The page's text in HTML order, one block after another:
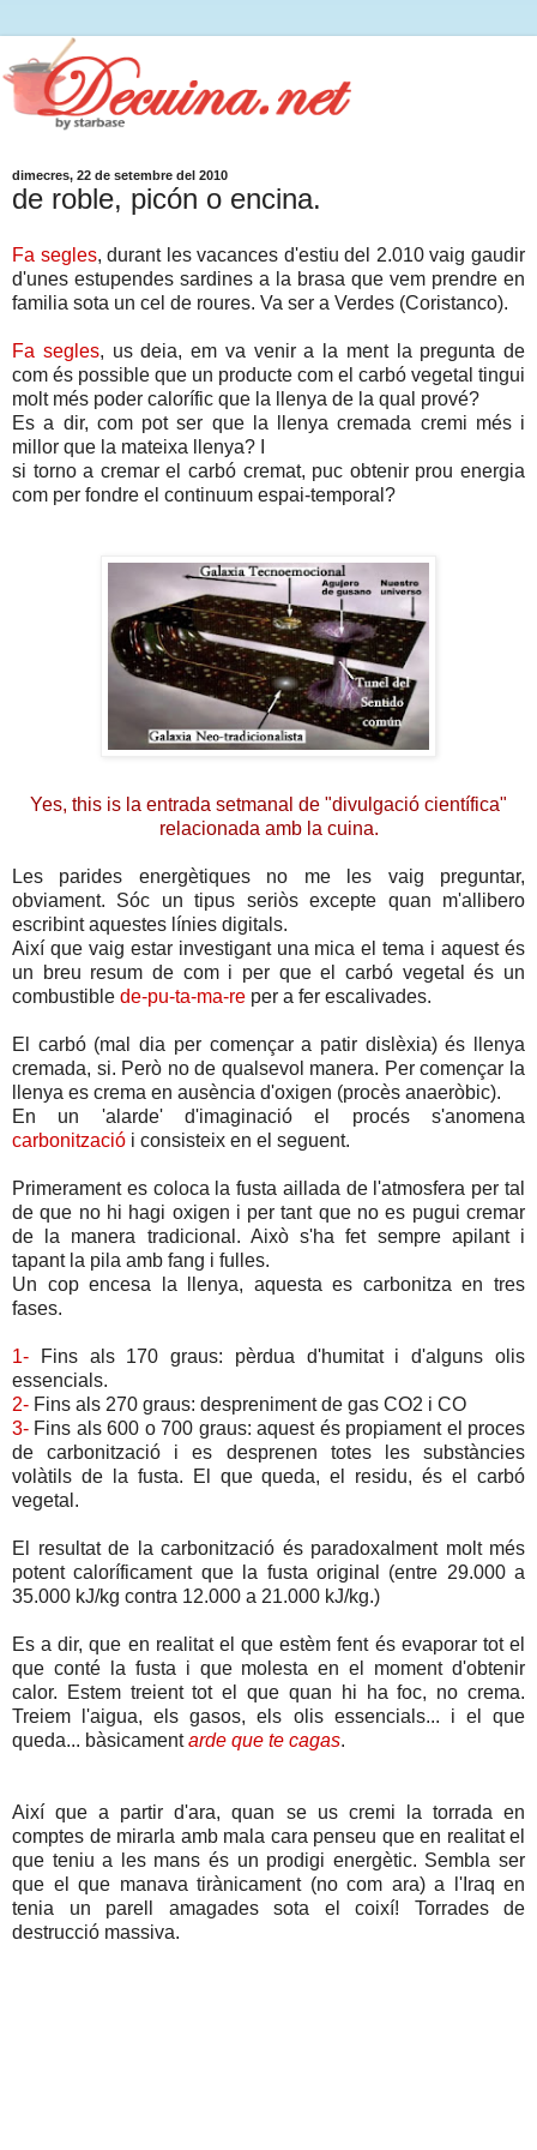
dimecres, 22 de setembre del 2010
de roble, picón o encina.
Fa segles, durant les vacances d'estiu del 2.010 vaig gaudir
d'unes estupendes sardines a la brasa que vem prendre en
familia sota un cel de roures. Va ser a Verdes (Coristanco).
Fa segles, us deia, em va venir a la ment la pregunta de
com és possible que un producte com el carbó vegetal tingui
molt més poder calorífic que la llenya de la qual prové?
Es a dir, com pot ser que la llenya cremada cremi més i
millor que la mateixa llenya? I
si torno a cremar el carbó cremat, puc obtenir prou energia
com per fondre el continuum espai-temporal?
Yes, this is la entrada setmanal de "divulgació científica"
relacionada amb la cuina.
Les parides energètiques no me les vaig preguntar,
obviament. Sóc un tipus seriòs excepte quan m'allibero
escribint aquestes línies digitals.
Així que vaig estar investigant una mica el tema i aquest és
un breu resum de com i per que el carbó vegetal és un
combustible de-pu-ta-ma-re per a fer escalivades.
El carbó (mal dia per començar a patir dislèxia) és llenya
cremada, si. Però no de qualsevol manera. Per començar la
llenya es crema en ausència d'oxigen (procès anaeròbic).
En un 'alarde' d'imaginació el procés s'anomena
carbonització i consisteix en el seguent.
Primerament es coloca la fusta aillada de l'atmosfera per tal
de que no hi hagi oxigen i per tant que no es pugui cremar
de la manera tradicional. Això s'ha fet sempre apilant i
tapant la pila amb fang i fulles.
Un cop encesa la llenya, aquesta es carbonitza en tres
fases.
1- Fins als 170 graus: pèrdua d'humitat i d'alguns olis
essencials.
2- Fins als 270 graus: despreniment de gas CO2 i CO
3- Fins als 600 o 700 graus: aquest és propiament el proces
de carbonització i es desprenen totes les substàncies
volàtils de la fusta. El que queda, el residu, és el carbó
vegetal.
El resultat de la carbonització és paradoxalment molt més
potent caloríficament que la fusta original (entre 29.000 a
35.000 kJ/kg contra 12.000 a 21.000 kJ/kg.)
Es a dir, que en realitat el que estèm fent és evaporar tot el
que conté la fusta i que molesta en el moment d'obtenir
calor. Estem treient tot el que quan hi ha foc, no crema.
Treiem l'aigua, els gasos, els olis essencials... i el que
queda... bàsicamentarde que te cagas.
Així que a partir d'ara, quan se us cremi la torrada en
comptes de mirarla amb mala cara penseu que en realitat el
que teniu a les mans és un prodigi energètic. Sembla ser
que el que manava tirànicament (no com ara) a l'Iraq en
tenia un parell amagades sota el coixí! Torrades de
destrucció massiva.